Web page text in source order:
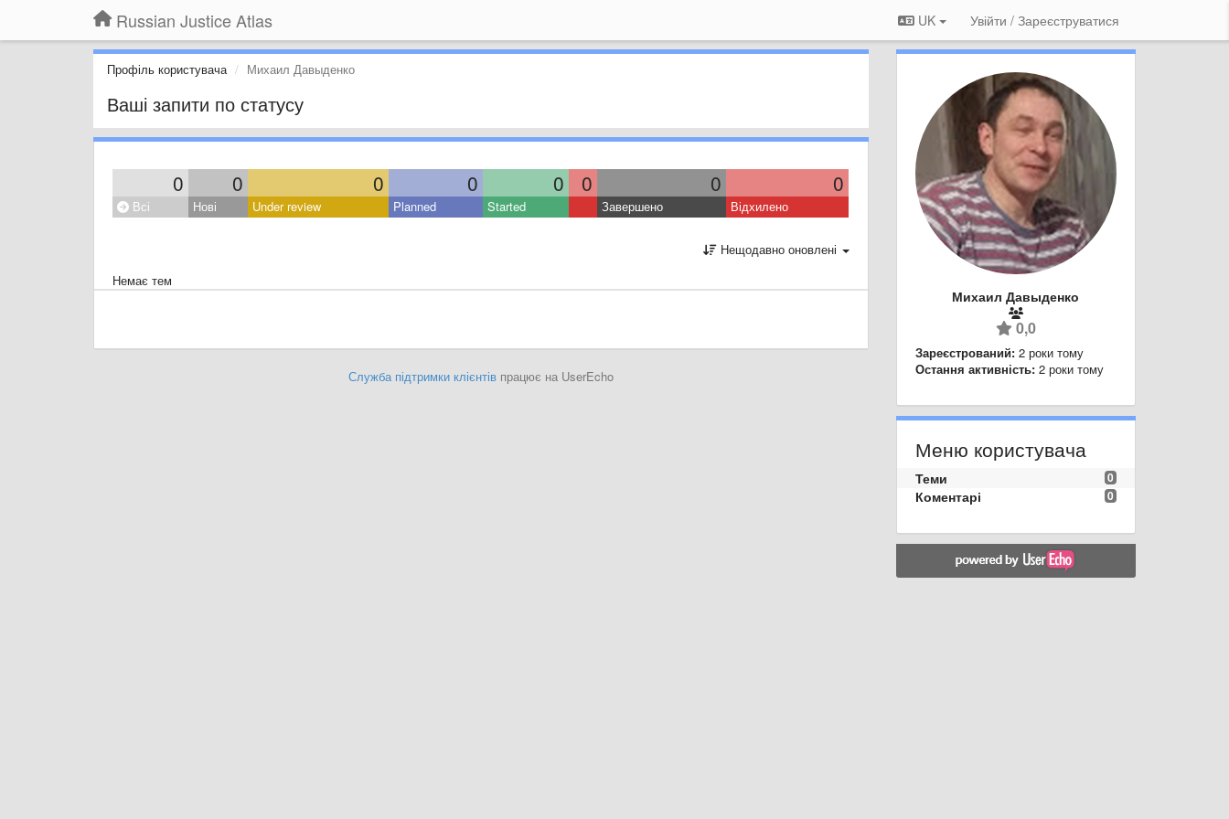
Russian Justice Atlas UK Увійти / Зареєструватися
Профіль користувача Михаил Давыденко
Ваші запити по статусу
0 0 0 0 0 0 0 0
Всі Нові Under review Planned Started Завершено Відхилено
Нещодавно оновлені
Немає тем
Служба підтримки клієнтівпрацює на UserEcho
Михаил Давыденко
0,0
Зареєстрований: 2 роки тому
Остання активність: 2 роки тому
Меню користувача
0
Теми
0
Коментарі